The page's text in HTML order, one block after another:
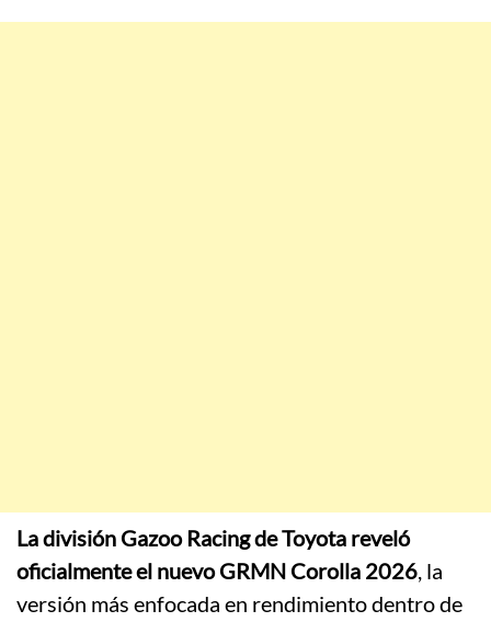
La división Gazoo Racing de Toyota reveló
oficialmente el nuevo GRMN Corolla 2026, la
versión más enfocada en rendimiento dentro de